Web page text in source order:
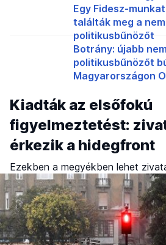
Egy Fidesz-
találták meg a
politikusbűnözőt
Botrány: újabb
politikusbűnözőt
Magyarországon
Kiadták az elsőfokú
figyelmeztetést:
érkezik a hidegfront
Ezekben a megyékben lehet